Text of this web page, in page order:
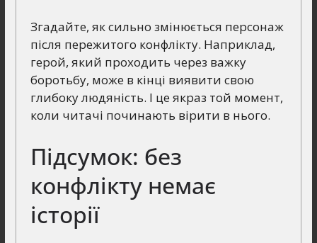
Згадайте, як сильно змінюється персонаж
після пережитого конфлікту. Наприклад,
герой, який проходить через важку
боротьбу, може в кінці виявити свою
глибоку людяність. І це якраз той момент,
коли читачі починають вірити в нього.
Підсумок: без
конфлікту немає
історії